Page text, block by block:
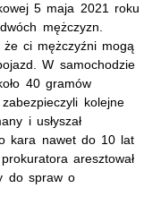
5 maja 2021 roku
mężczyzn.
że ci mężczyźni mogą
W samochodzie
40 gramów
kolejne
i usłyszał
kara nawet do 10 lat
aresztował
do spraw o